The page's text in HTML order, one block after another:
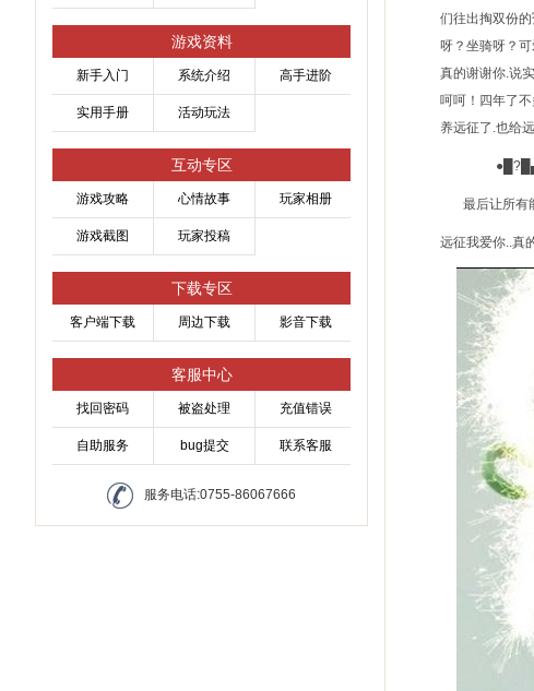
游戏资料
新手入门 系统介绍 高手进阶
实用手册 活动玩法
互动专区
游戏攻略 心情故事 玩家相册
游戏截图 玩家投稿
下载专区
客户端下载 周边下载 影音下载
客服中心
找回密码 被盗处理 充值错误
自助服务 bug提交 联系客服
服务电话:0755-86067666
们往出掏双份
呀？坐骑呀？
真的谢谢你.说
呵呵！四年了
养远征了.也给
最后让所有能
远征我爱你..真